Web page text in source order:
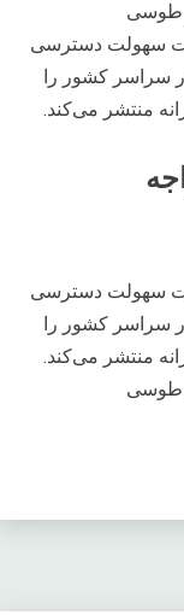
طوسی
سهولت دسترسی
سراسر کشور را
منتشر می‌کند.
سهولت دسترسی
سراسر کشور را
منتشر می‌کند.
طوسی